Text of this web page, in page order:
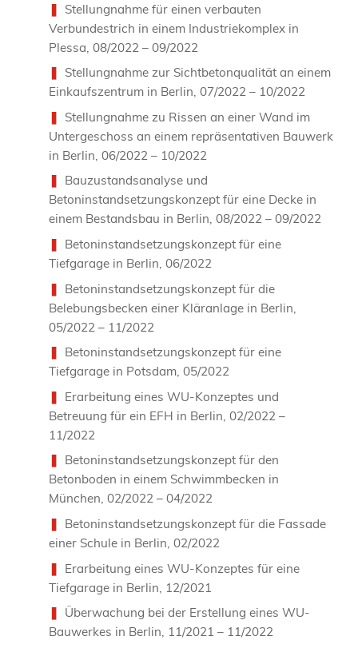
Stellungnahme für einen verbauten
Verbundestrich in einem Industriekomplex in
Plessa, 08/2022 – 09/2022
Stellungnahme zur Sichtbetonqualität an einem
Einkaufszentrum in Berlin, 07/2022 – 10/2022
Stellungnahme zu Rissen an einer Wand im
Untergeschoss an einem repräsentativen Bauwerk
in Berlin, 06/2022 – 10/2022
Bauzustandsanalyse und
Betoninstandsetzungskonzept für eine Decke in
einem Bestandsbau in Berlin, 08/2022 – 09/2022
Betoninstandsetzungskonzept für eine
Tiefgarage in Berlin, 06/2022
Betoninstandsetzungskonzept für die
Belebungsbecken einer Kläranlage in Berlin,
05/2022 – 11/2022
Betoninstandsetzungskonzept für eine
Tiefgarage in Potsdam, 05/2022
Erarbeitung eines WU-Konzeptes und
Betreuung für ein EFH in Berlin, 02/2022 –
11/2022
Betoninstandsetzungskonzept für den
Betonboden in einem Schwimmbecken in
München, 02/2022 – 04/2022
Betoninstandsetzungskonzept für die Fassade
einer Schule in Berlin, 02/2022
Erarbeitung eines WU-Konzeptes für eine
Tiefgarage in Berlin, 12/2021
Überwachung bei der Erstellung eines WU-
Bauwerkes in Berlin, 11/2021 – 11/2022